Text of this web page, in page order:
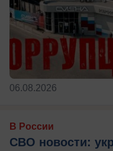
06.08.2026
В России
СВО новости: